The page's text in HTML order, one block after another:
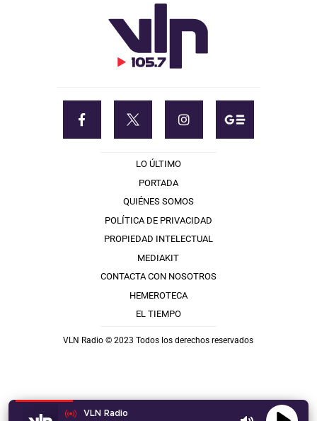
VLN Radio
LO ÚLTIMO
PORTADA
QUIÉNES SOMOS
POLÍTICA DE PRIVACIDAD
PROPIEDAD INTELECTUAL
MEDIAKIT
CONTACTA CON NOSOTROS
HEMEROTECA
EL TIEMPO
VLN Radio © 2023 Todos los derechos reservados